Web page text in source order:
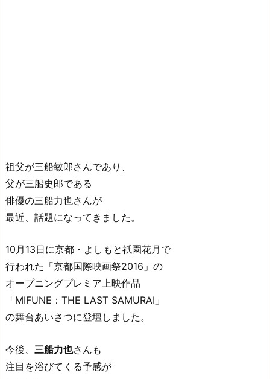
祖父が三船敏郎さんであり、
父が三船史郎である
俳優の三船力也さんが
最近、話題になってきました。
10月13日に京都・よしもと祇園花月で
行われた「京都国際映画祭2016」の
オープニングプレミア上映作品
「MIFUNE：THE LAST SAMURAI」
の舞台あいさつに登壇しました。
今後、 三船力也さんも
注目を浴びてくる予感が